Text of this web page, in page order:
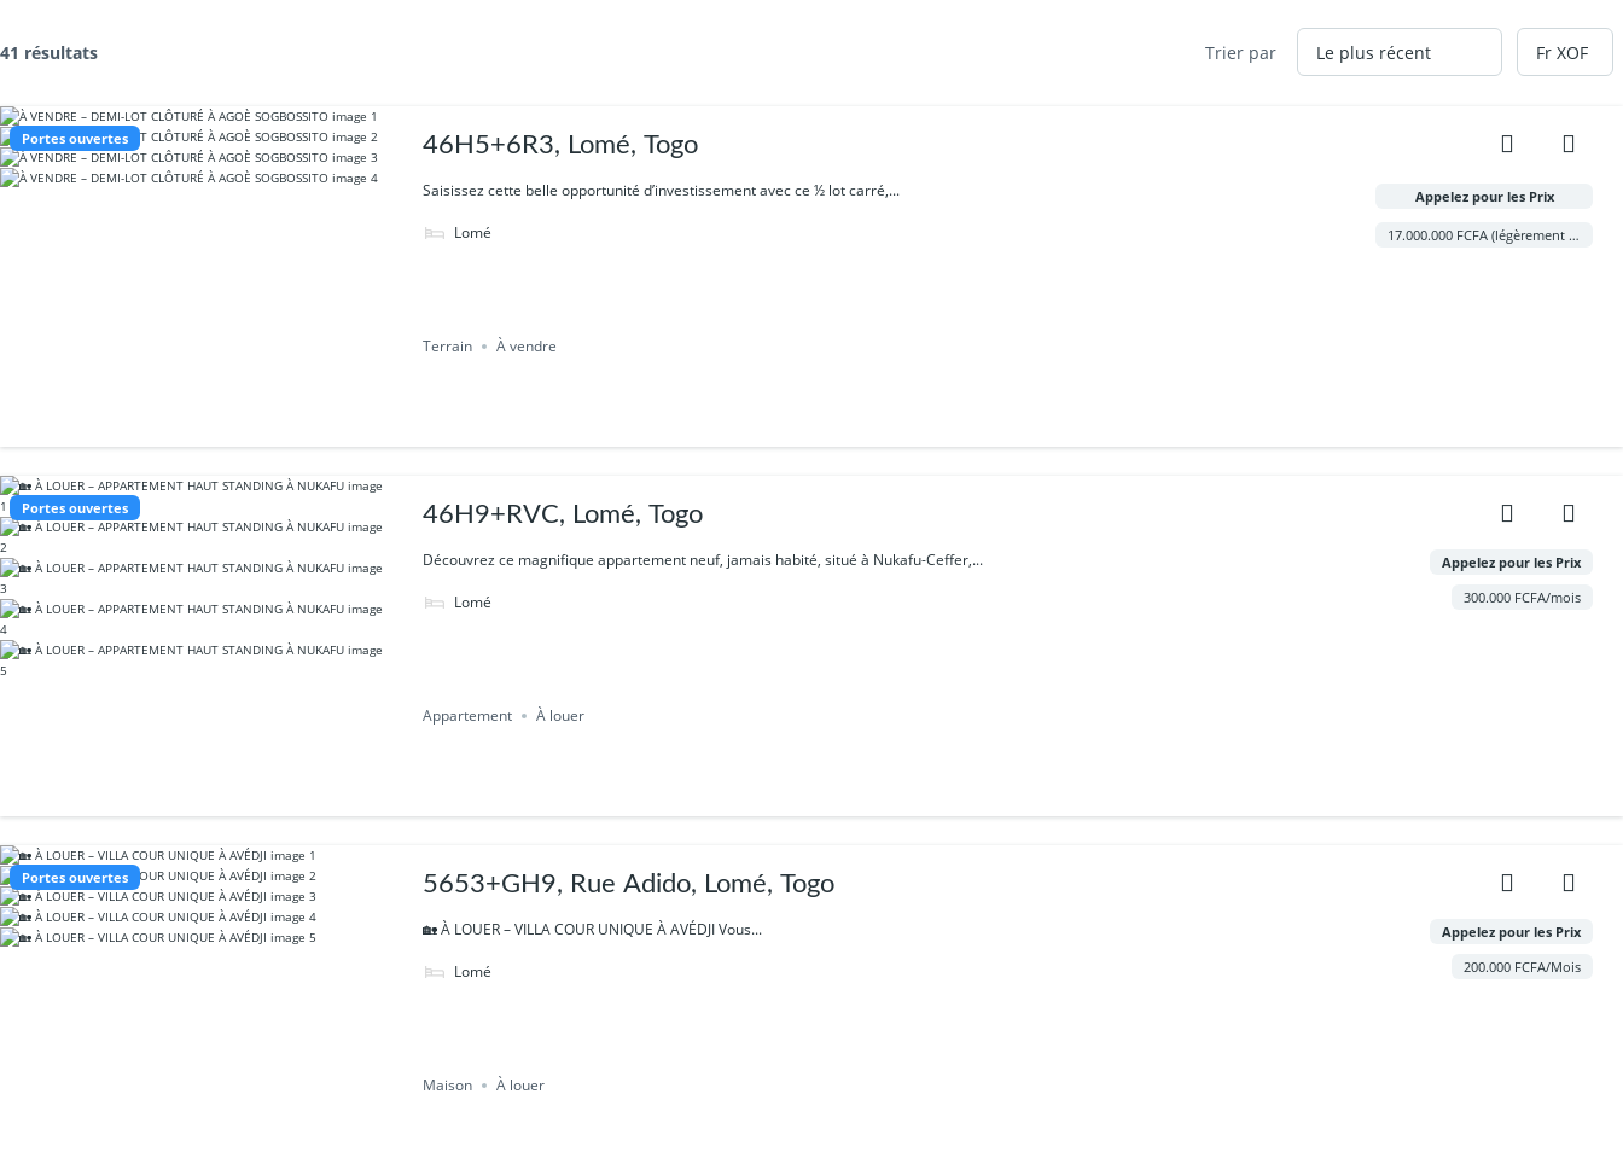
41 résultats Trier par
Portes ouvertes 46H5+6R3, Lomé, Togo
Saisissez cette belle opportunité d’investissement avec ce ½ lot carré,...
Lomé
Appelez pour les Prix
17.000.000 FCFA (légèrement négociable)
Terrain À vendre
Portes ouvertes 46H9+RVC, Lomé, Togo
Découvrez ce magnifique appartement neuf, jamais habité, situé à Nukafu-Ceffer,...
Lomé
Appelez pour les Prix
300.000 FCFA/mois
Appartement À louer
Portes ouvertes 5653+GH9, Rue Adido, Lomé, Togo
🏡 À LOUER – VILLA COUR UNIQUE À AVÉDJI Vous...
Lomé
Appelez pour les Prix
200.000 FCFA/Mois
Maison À louer